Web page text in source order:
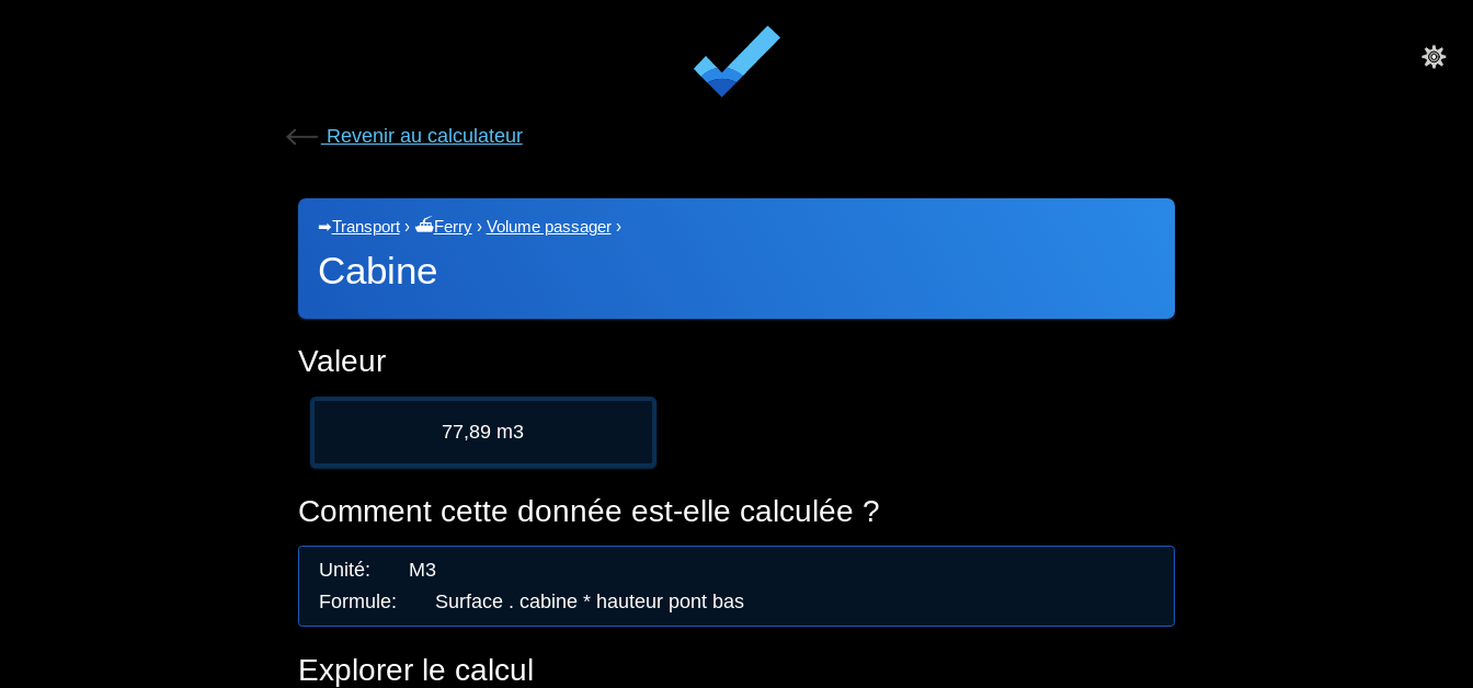
Revenir au calculateur
➡Transport› ⛴Ferry› Volume passager›
Cabine
Valeur
77,89 m3
Comment cette donnée est-elle calculée ?
Unité:
M3
Formule: Surface . cabine * hauteur pont bas
Explorer le calcul